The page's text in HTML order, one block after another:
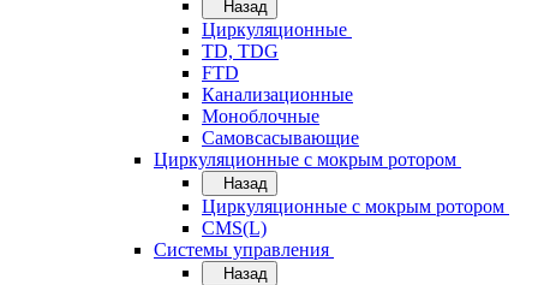
Назад
Циркуляционные
TD, TDG
FTD
Канализационные
Моноблочные
Самовсасывающие
Циркуляционные с мокрым ротором
Назад
Циркуляционные с мокрым ротором
CMS(L)
Системы управления
Назад